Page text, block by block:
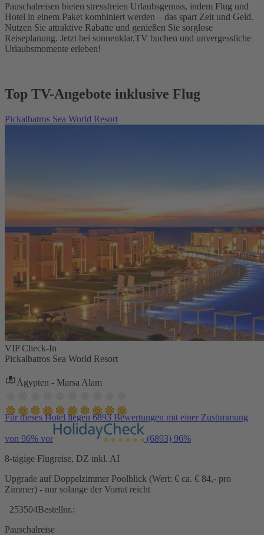
Pauschalreisen bieten stressfreien Urlaubsgenuss, indem Flug und
Hotel in einem Paket kombiniert werden – das spart Zeit und Geld.
Nutzen Sie attraktive Rabatte und genießen Sie sorglose
Reiseplanung. Jetzt bei sonnenklar.TV buchen und unvergessliche
Urlaubsmomente erleben!
Top TV-Angebote inklusive Flug
Pickalbatros Sea World Resort
VIP Check-In
Pickalbatros Sea World Resort
Ägypten - Marsa Alam
Für dieses Hotel liegen 6893 Bewertungen mit einer Zustimmung
von 96% vor (6893) 96%
8-tägige Flugreise, DZ inkl. AI
Upgrade auf Doppelzimmer Poolblick (Wert: € ca. € 84,- pro
Zimmer) - nur solange der Vorrat reicht
253504Bestellnr.:
Pauschalreise